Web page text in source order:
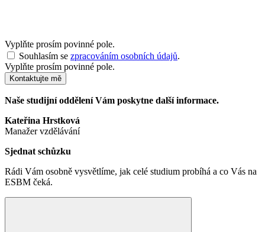
Vyplňte prosím povinné pole.
Souhlasím se zpracováním osobních údajů.
Vyplňte prosím povinné pole.
Kontaktujte mě
Naše studijní oddělení Vám poskytne další informace.
Kateřina Hrstková
Manažer vzdělávání
Sjednat schůzku
Rádi Vám osobně vysvětlíme, jak celé studium probíhá a co Vás na
ESBM čeká.